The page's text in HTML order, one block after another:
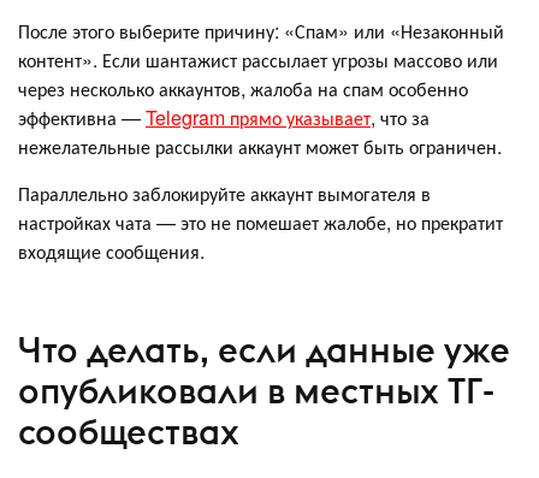
После этого выберите причину: «Спам» или «Незаконный
контент». Если шантажист рассылает угрозы массово или
через несколько аккаунтов, жалоба на спам особенно
эффективна —Telegram прямо указывает, что за
нежелательные рассылки аккаунт может быть ограничен.
Параллельно заблокируйте аккаунт вымогателя в
настройках чата — это не помешает жалобе, но прекратит
входящие сообщения.
Что делать, если данные уже
опубликовали в местных ТГ-
сообществах